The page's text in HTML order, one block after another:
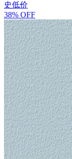
史低价
38% OFF